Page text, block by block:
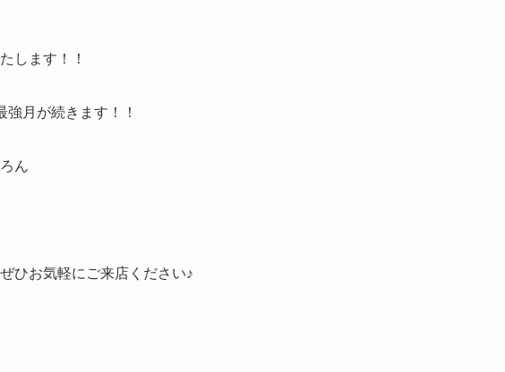
します！！
月が続きます！！
ん
ひお気軽にご来店ください♪